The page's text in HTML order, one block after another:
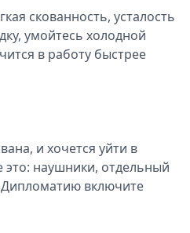
скованность, усталость
умойтесь холодной
в работу быстрее
и хочется уйти в
наушники, отдельный
Дипломатию включите